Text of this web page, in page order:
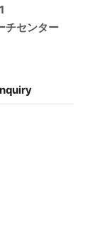
チセンター